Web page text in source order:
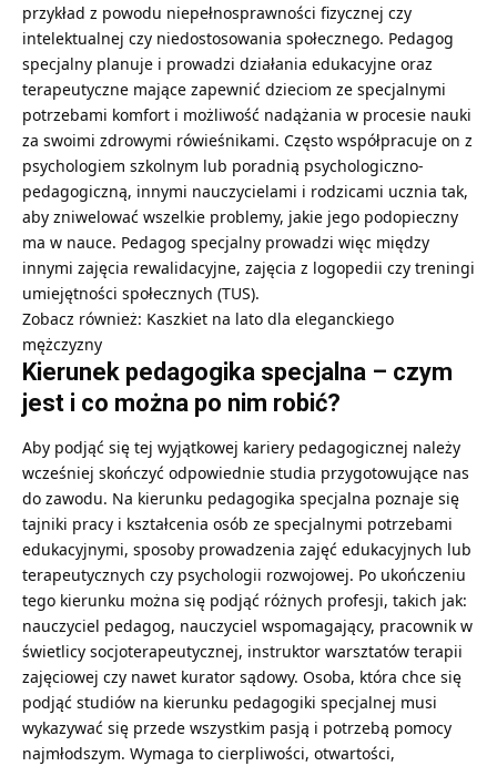
przykład z powodu niepełnosprawności fizycznej czy
intelektualnej czy niedostosowania społecznego. Pedagog
specjalny planuje i prowadzi działania edukacyjne oraz
terapeutyczne mające zapewnić dzieciom ze specjalnymi
potrzebami komfort i możliwość nadążania w procesie nauki
za swoimi zdrowymi rówieśnikami. Często współpracuje on z
psychologiem szkolnym lub poradnią psychologiczno-
pedagogiczną, innymi nauczycielami i rodzicami ucznia tak,
aby zniwelować wszelkie problemy, jakie jego podopieczny
ma w nauce. Pedagog specjalny prowadzi więc między
innymi zajęcia rewalidacyjne, zajęcia z logopedii czy treningi
umiejętności społecznych (TUS).
Zobacz również: Kaszkiet na lato dla eleganckiego
mężczyzny
Kierunek pedagogika specjalna – czym
jest i co można po nim robić?
Aby podjąć się tej wyjątkowej kariery pedagogicznej należy
wcześniej skończyć odpowiednie studia przygotowujące nas
do zawodu. Na kierunku pedagogika specjalna poznaje się
tajniki pracy i kształcenia osób ze specjalnymi potrzebami
edukacyjnymi, sposoby prowadzenia zajęć edukacyjnych lub
terapeutycznych czy psychologii rozwojowej. Po ukończeniu
tego kierunku można się podjąć różnych profesji, takich jak:
nauczyciel pedagog, nauczyciel wspomagający, pracownik w
świetlicy socjoterapeutycznej, instruktor warsztatów terapii
zajęciowej czy nawet kurator sądowy. Osoba, która chce się
podjąć studiów na kierunku pedagogiki specjalnej musi
wykazywać się przede wszystkim pasją i potrzebą pomocy
najmłodszym. Wymaga to cierpliwości, otwartości,